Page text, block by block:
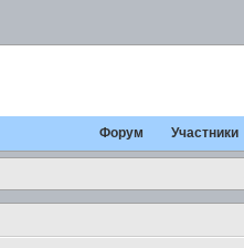
Форум Участники